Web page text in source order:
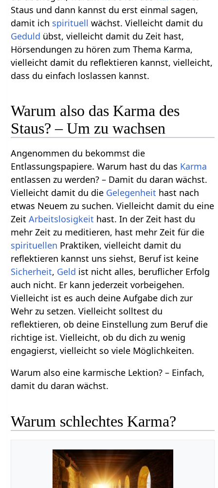
Staus und dann kannst du erst einmal sagen,
damit ich spirituell wächst. Vielleicht damit du
Geduld übst, vielleicht damit du Zeit hast,
Hörsendungen zu hören zum Thema Karma,
vielleicht damit du reflektieren kannst, vielleicht,
dass du einfach loslassen kannst.
Warum also das Karma des
Staus? – Um zu wachsen
Angenommen du bekommst die
Entlassungspapiere. Warum hast du das Karma
entlassen zu werden? – Damit du daran wächst.
Vielleicht damit du die Gelegenheit hast nach
etwas Neuem zu suchen. Vielleicht damit du eine
ZeitArbeitslosigkeit hast. In der Zeit hast du
mehr Zeit zu meditieren, hast mehr Zeit für die
spirituellen Praktiken, vielleicht damit du
reflektieren kannst uns siehst, Beruf ist keine
Sicherheit, Geld ist nicht alles, beruflicher Erfolg
auch nicht. Er kann jederzeit vorbeigehen.
Vielleicht ist es auch deine Aufgabe dich zur
Wehr zu setzen. Vielleicht solltest du
reflektieren, ob deine Einstellung zum Beruf die
richtige ist. Vielleicht, ob du dich zu wenig
engagierst, vielleicht so viele Möglichkeiten.
Warum also eine karmische Lektion? – Einfach,
damit du daran wächst.
Warum schlechtes Karma?